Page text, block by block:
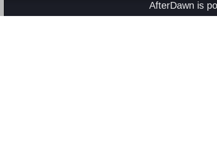
AfterDawn is